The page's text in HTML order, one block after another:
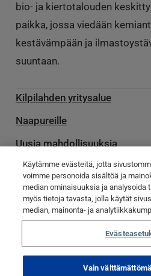
bio- ja kiertotalouden
paikka, jossa viedään
kestävämpään ja
suuntaan.
Kilpilahden yritysalue
Naapureille
Uusia mahdollisuuksia
Palvelu­toimittajille
Ota yhteyttä
Poikkeamatiedotteet
© Kilpilahti 2023
Käytämme evästeitä, jotta
voimme personoida sisältöä ja
median ominaisuuksia ja analysoida
myös tietoja tavasta, jolla käytät
median, mainonta- ja
Vain